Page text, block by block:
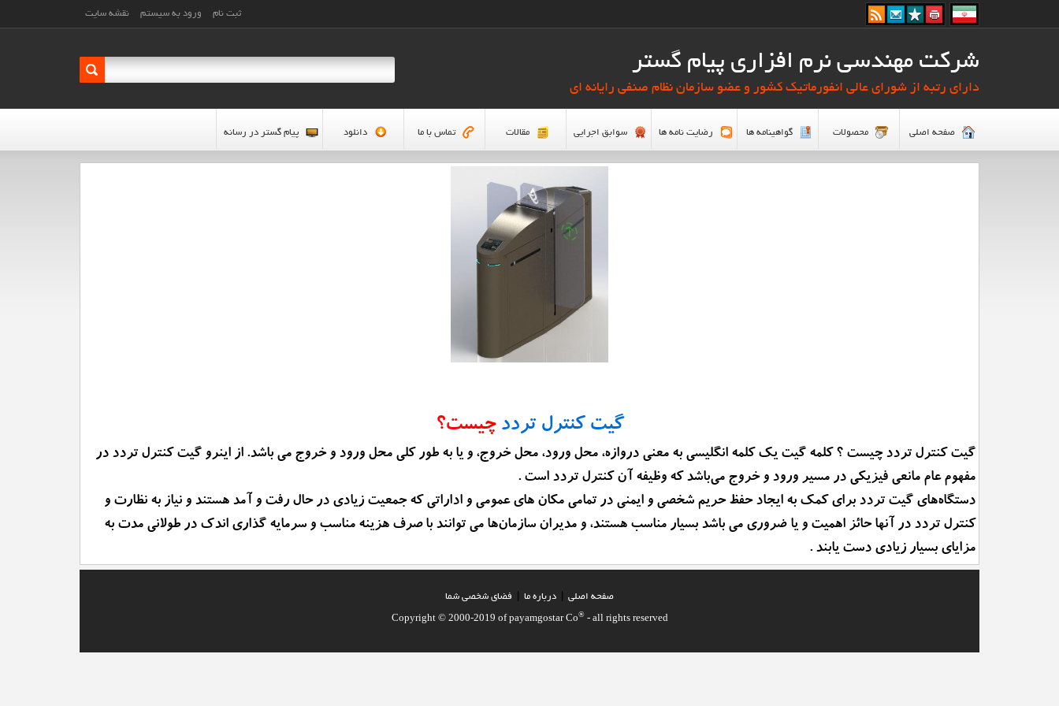
ثبت نام ورود به سیستم نقشه سایت
شرکت مهندسی نرم افزاری پیام گستر
دارای رتبه از شورای عالی انفورماتیک کشور و عضو سازمان نظام صنفی رایانه ای
صفحه اصلي محصولات گواهینامه ها رضایت نامه ها سوابق اجرایی مقالات تماس با ما دانلود پیام گستر در رسانه
گیت کنترل تردد چیست؟
گیت کنترل تردد چیست ؟ کلمه گیت یک کلمه انگلیسی به معنی دروازه، محل ورود، محل خروج، و یا به طور کلی محل ورود و خروج می باشد. از اینرو گیت کنترل تردد در
مفهوم عام مانعی فیزیکی در مسیر ورود و خروج می‌باشد که وظیفه آن کنترل تردد است .
دستگاه‌های گیت تردد برای کمک به ایجاد حفظ حریم شخصی و ایمنی در تمامی مکان های عمومی و اداراتی که جمعیت زیادی در حال رفت و آمد هستند و نیاز به نظارت و
کنترل تردد در آنها حائز اهمیت و یا ضروری می باشد بسیار مناسب هستند، و مدیران سازمان‌ها می توانند با صرف هزینه مناسب و سرمایه گذاری اندک در طولانی مدت به
مزایای بسیار زیادی دست یابند .
صفحه اصلي درباره ما فضاي شخصي شما
Copyright © 2000-2019 of payamgostar Co®- all rights reserved